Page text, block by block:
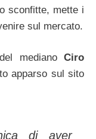
sconfitte, mette i
sul mercato.
mediano Ciro
apparso sul sito
di aver